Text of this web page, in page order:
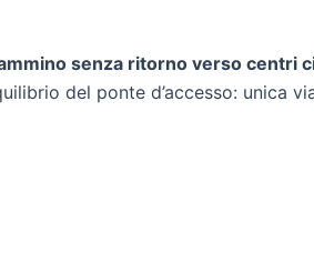
senza ritorno verso centri
del ponte d’accesso: unica